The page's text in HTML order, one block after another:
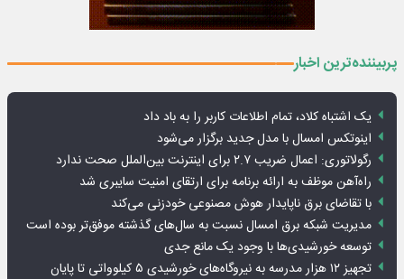
پربیننده‌ترین اخبار
یک اشتباه کلاد، تمام اطلاعات کاربر را به باد داد
اینوتکس امسال با مدل جدید برگزار می‌شود
رگولاتوری: اعمال ضریب ۲.۷ برای اینترنت بین‌الملل صحت ندارد
راه‌آهن موظف به ارائه برنامه برای ارتقای امنیت سایبری شد
با تقاضای برق ناپایدار هوش مصنوعی خودزنی می‌کند
مدیریت شبکه برق امسال نسبت به سال‌های گذشته موفق‌تر بوده است
توسعه خورشیدی‌ها با وجود یک مانع جدی
تجهیز ۱۲ هزار مدرسه به نیروگاه‌های خورشیدی ۵ کیلوواتی تا پایان